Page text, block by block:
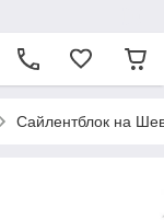
Сайлентблок на